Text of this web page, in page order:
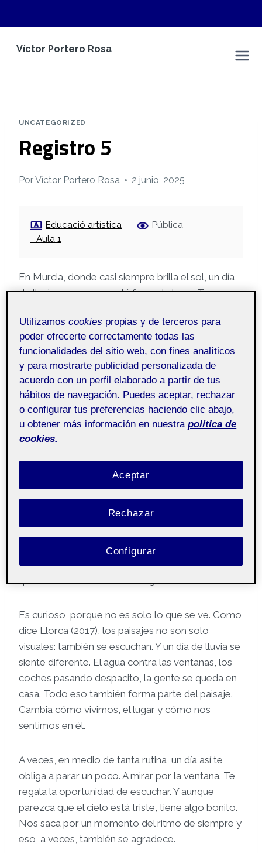
Víctor Portero Rosa
UNCATEGORIZED
Registro 5
PorVíctor Portero Rosa 2 junio, 2025
Educació artística
- Aula 1
Pública
En Murcia, donde casi siempre brilla el sol, un día
de lluvia parece que está fuera de lugar. Te
frío, las calles mojadas y ese sonido constante de
la lluvia cayendo. No es un sonido fuerte, pero sí
presente, como un murmullo que te acompaña y
te recuerda que los días tristes también son
importantes. Y claro, acostumbrados al sol y al
calor, ese cambio se nota también por dentro.
Parece que el mundo va más lento. Hay menos
pueblo que normalmente está lleno de vida y
movimiento, se vuelve un poco más tranquilo.
Incluso uno mismo lo siente en el cuerpo, ya que
te invade la melancolía. No es tristeza
energía se apagara para más adelante renovarse.
Y claro, eso se contagia. Porque hay quien dice
que estamos hechos de energía.
Es curioso, porque no es solo lo que se ve. Como
dice Llorca (2017), los paisajes no son solo
visuales: también se escuchan. Y un día de lluvia se
siente diferente. El agua contra las ventanas, los
coches pasando despacito, la gente se queda en
casa. Todo eso también forma parte del paisaje.
Cambia cómo vivimos, el lugar y cómo nos
sentimos en él.
A veces, en medio de tanta rutina, un día así te
obliga a parar un poco. A mirar por la ventana. Te
regala la oportunidad de escuchar. Y aunque
parezca que el cielo está triste, tiene algo bonito.
Nos saca por un momento del ritmo de siempre y
eso, a veces, también se agradece.
Utilizamoscookies propias y de terceros para
poder ofrecerte correctamente todas las
funcionalidades del sitio web, con fines analíticos
y para mostrarte publicidad personalizada de
acuerdo con un perfil elaborado a partir de tus
hábitos de navegación. Puedes aceptar, rechazar
o configurar tus preferencias haciendo clic abajo,
u obtener más información en nuestra política de
cookies.
Rechazar
Aceptar
Configurar